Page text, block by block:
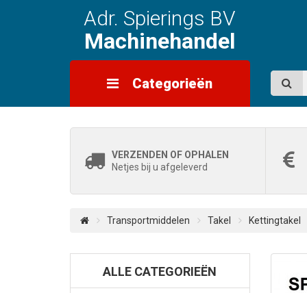
Adr. Spierings BV
Machinehandel
Categorieën
VERZENDEN OF OPHALEN
Netjes bij u afgeleverd
Transportmiddelen Takel Kettingtakel
ALLE CATEGORIEËN